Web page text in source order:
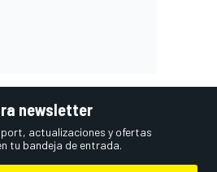
newsletter
actualizaciones y ofertas
tu bandeja de entrada.